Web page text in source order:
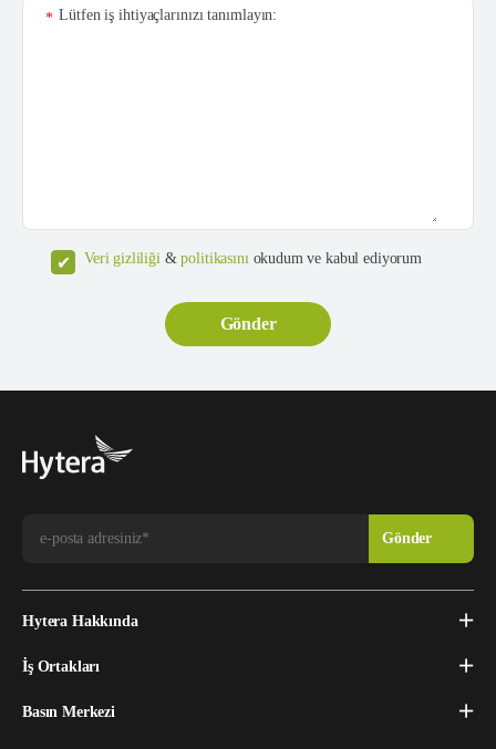
Lütfen iş ihtiyaçlarınızı tanımlayın:
*
Veri gizliliği&politikasınıokudum ve kabul ediyorum
Hytera Hakkında
İş Ortakları
Basın Merkezi